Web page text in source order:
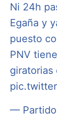
Ni 24h
Egaña y
puesto
PNV
giratorias
— Partido